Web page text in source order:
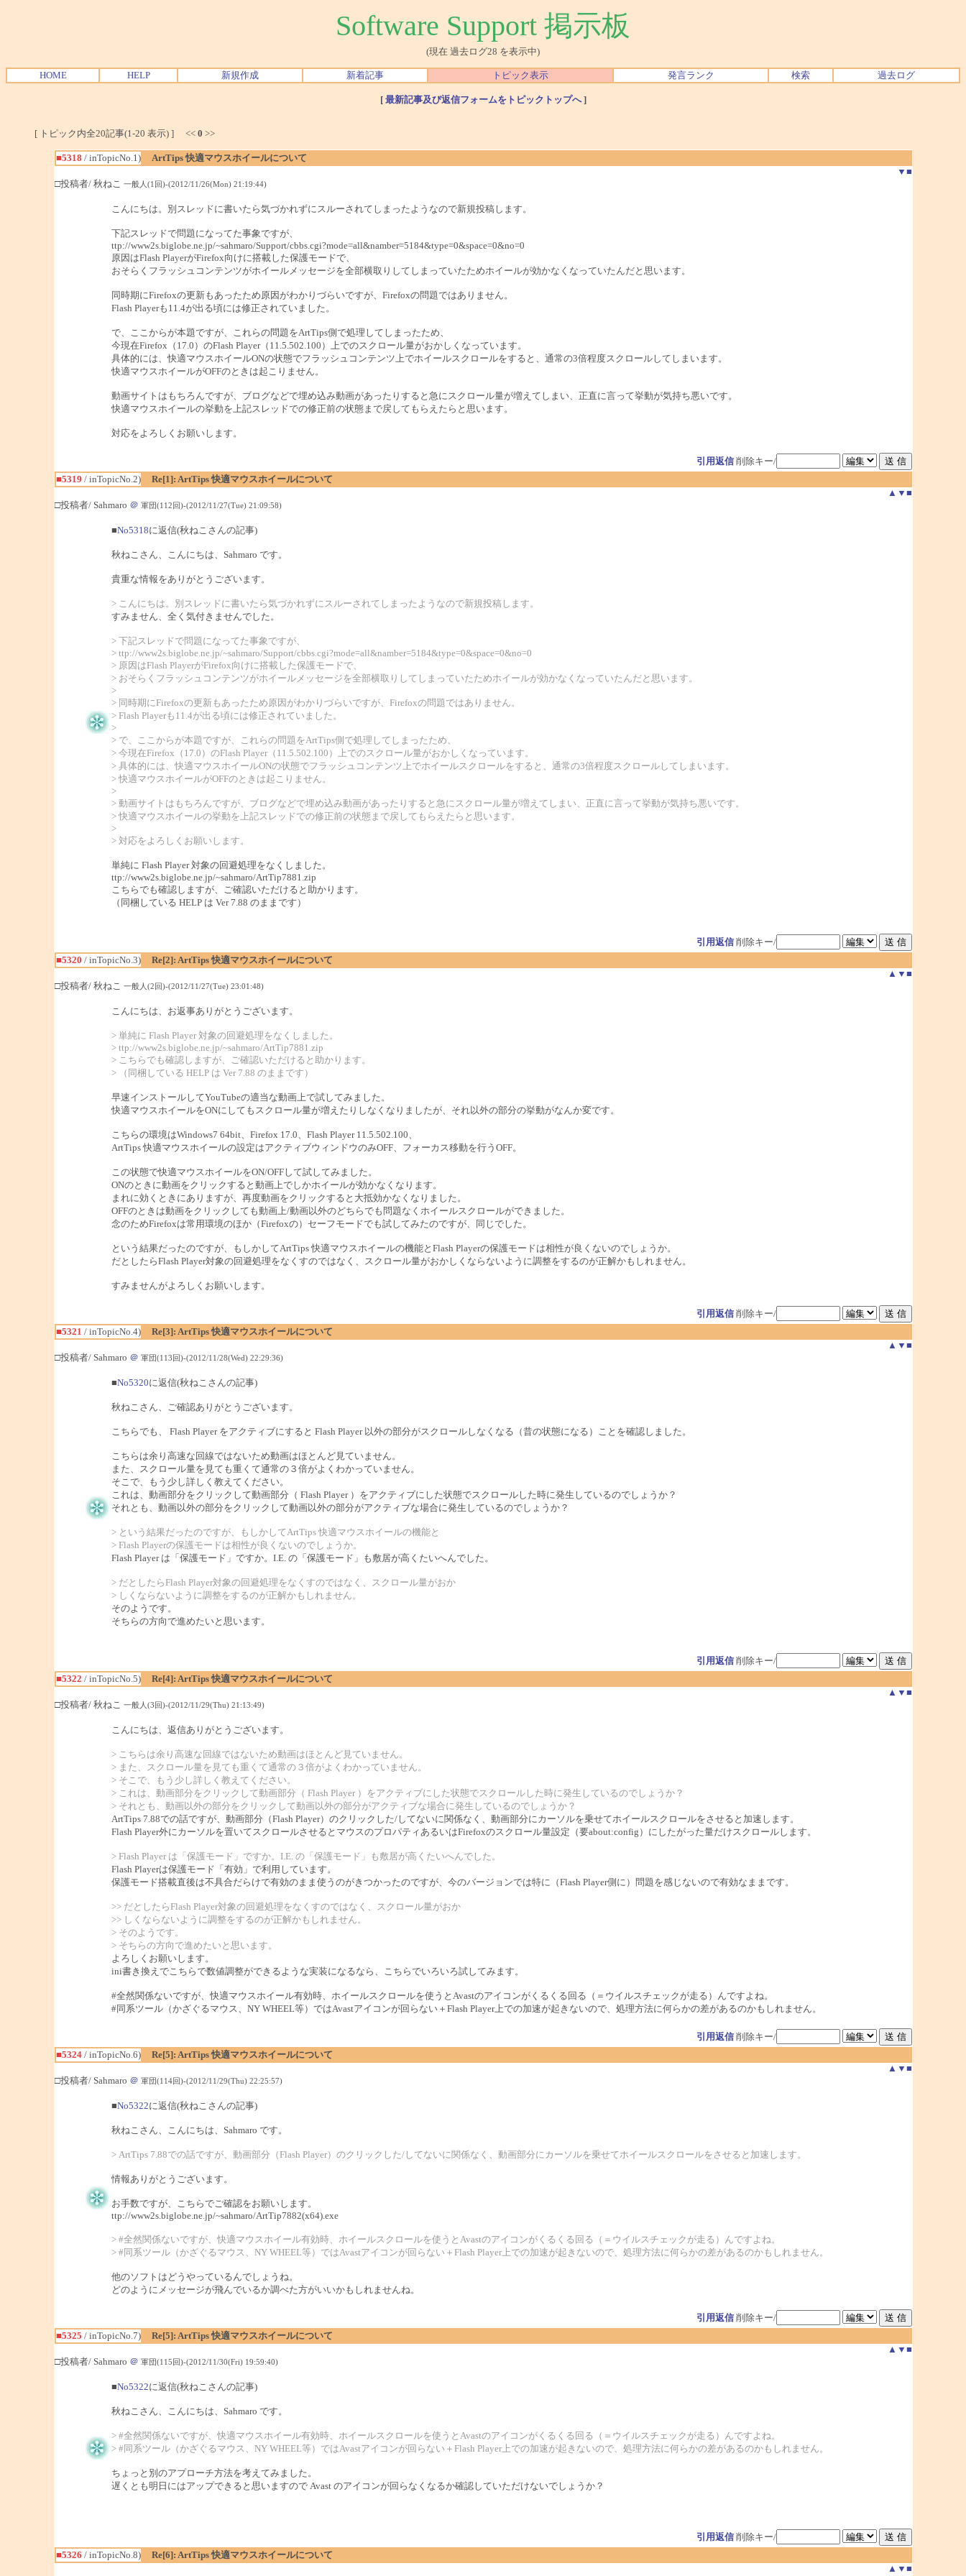
Software Support 掲示板
(現在 過去ログ28 を表示中)
HOME HELP 新規作成 新着記事 トピック表示 発言ランク 検索 過去ログ
[ 最新記事及び返信フォームをトピックトップへ]
[ トピック内全20記事(1-20 表示) ] << 0 >>
■5318 / inTopicNo.1)
ArtTips 快適マウスホイールについて
▼ ■
□投稿者/ 秋ねこ 一般人(1回)-(2012/11/26(Mon) 21:19:44)
こんにちは。別スレッドに書いたら気づかれずにスルーされてしまったようなので新規投稿します。
下記スレッドで問題になってた事象ですが、
ttp://www2s.biglobe.ne.jp/~sahmaro/Support/cbbs.cgi?mode=all&namber=5184&type=0&space=0&no=0
原因はFlash PlayerがFirefox向けに搭載した保護モードで、
おそらくフラッシュコンテンツがホイールメッセージを全部横取りしてしまっていたためホイールが効かなくなっていたんだと思います。
同時期にFirefoxの更新もあったため原因がわかりづらいですが、Firefoxの問題ではありません。
Flash Playerも11.4が出る頃には修正されていました。
で、ここからが本題ですが、これらの問題をArtTips側で処理してしまったため、
今現在Firefox（17.0）のFlash Player（11.5.502.100）上でのスクロール量がおかしくなっています。
具体的には、快適マウスホイールONの状態でフラッシュコンテンツ上でホイールスクロールをすると、通常の3倍程度スクロールしてしまいます。
快適マウスホイールがOFFのときは起こりません。
動画サイトはもちろんですが、ブログなどで埋め込み動画があったりすると急にスクロール量が増えてしまい、正直に言って挙動が気持ち悪いです。
快適マウスホイールの挙動を上記スレッドでの修正前の状態まで戻してもらえたらと思います。
対応をよろしくお願いします。
引用返信 削除キー/
■5319 / inTopicNo.2)
Re[1]: ArtTips 快適マウスホイールについて
▲ ▼ ■
□投稿者/ Sahmaro ＠ 軍団(112回)-(2012/11/27(Tue) 21:09:58)
■No5318に返信(秋ねこさんの記事)
秋ねこさん、こんにちは、Sahmaro です。
貴重な情報をありがとうございます。
> こんにちは。別スレッドに書いたら気づかれずにスルーされてしまったようなので新規投稿します。
すみません、全く気付きませんでした。
> 下記スレッドで問題になってた事象ですが、
> ttp://www2s.biglobe.ne.jp/~sahmaro/Support/cbbs.cgi?mode=all&namber=5184&type=0&space=0&no=0
> 原因はFlash PlayerがFirefox向けに搭載した保護モードで、
> おそらくフラッシュコンテンツがホイールメッセージを全部横取りしてしまっていたためホイールが効かなくなっていたんだと思います。
>
> 同時期にFirefoxの更新もあったため原因がわかりづらいですが、Firefoxの問題ではありません。
> Flash Playerも11.4が出る頃には修正されていました。
>
> で、ここからが本題ですが、これらの問題をArtTips側で処理してしまったため、
> 今現在Firefox（17.0）のFlash Player（11.5.502.100）上でのスクロール量がおかしくなっています。
> 具体的には、快適マウスホイールONの状態でフラッシュコンテンツ上でホイールスクロールをすると、通常の3倍程度スクロールしてしまいます。
> 快適マウスホイールがOFFのときは起こりません。
>
> 動画サイトはもちろんですが、ブログなどで埋め込み動画があったりすると急にスクロール量が増えてしまい、正直に言って挙動が気持ち悪いです。
> 快適マウスホイールの挙動を上記スレッドでの修正前の状態まで戻してもらえたらと思います。
>
> 対応をよろしくお願いします。
単純に Flash Player 対象の回避処理をなくしました。
ttp://www2s.biglobe.ne.jp/~sahmaro/ArtTip7881.zip
こちらでも確認しますが、ご確認いただけると助かります。
（同梱している HELP は Ver 7.88 のままです）
引用返信 削除キー/
■5320 / inTopicNo.3)
Re[2]: ArtTips 快適マウスホイールについて
▲ ▼ ■
□投稿者/ 秋ねこ 一般人(2回)-(2012/11/27(Tue) 23:01:48)
こんにちは、お返事ありがとうございます。
> 単純に Flash Player 対象の回避処理をなくしました。
> ttp://www2s.biglobe.ne.jp/~sahmaro/ArtTip7881.zip
> こちらでも確認しますが、ご確認いただけると助かります。
> （同梱している HELP は Ver 7.88 のままです）
早速インストールしてYouTubeの適当な動画上で試してみました。
快適マウスホイールをONにしてもスクロール量が増えたりしなくなりましたが、それ以外の部分の挙動がなんか変です。
こちらの環境はWindows7 64bit、Firefox 17.0、Flash Player 11.5.502.100、
ArtTips 快適マウスホイールの設定はアクティブウィンドウのみOFF、フォーカス移動を行うOFF。
この状態で快適マウスホイールをON/OFFして試してみました。
ONのときに動画をクリックすると動画上でしかホイールが効かなくなります。
まれに効くときにありますが、再度動画をクリックすると大抵効かなくなりました。
OFFのときは動画をクリックしても動画上/動画以外のどちらでも問題なくホイールスクロールができました。
念のためFirefoxは常用環境のほか（Firefoxの）セーフモードでも試してみたのですが、同じでした。
という結果だったのですが、もしかしてArtTips 快適マウスホイールの機能とFlash Playerの保護モードは相性が良くないのでしょうか。
だとしたらFlash Player対象の回避処理をなくすのではなく、スクロール量がおかしくならないように調整をするのが正解かもしれません。
すみませんがよろしくお願いします。
引用返信 削除キー/
■5321 / inTopicNo.4)
Re[3]: ArtTips 快適マウスホイールについて
▲ ▼ ■
□投稿者/ Sahmaro ＠ 軍団(113回)-(2012/11/28(Wed) 22:29:36)
■No5320に返信(秋ねこさんの記事)
秋ねこさん、ご確認ありがとうございます。
こちらでも、 Flash Player をアクティブにすると Flash Player 以外の部分がスクロールしなくなる（昔の状態になる）ことを確認しました。
こちらは余り高速な回線ではないため動画はほとんど見ていません。
また、スクロール量を見ても重くて通常の３倍がよくわかっていません。
そこで、もう少し詳しく教えてください。
これは、動画部分をクリックして動画部分（ Flash Player ）をアクティブにした状態でスクロールした時に発生しているのでしょうか？
それとも、動画以外の部分をクリックして動画以外の部分がアクティブな場合に発生しているのでしょうか？
> という結果だったのですが、もしかしてArtTips 快適マウスホイールの機能と
> Flash Playerの保護モードは相性が良くないのでしょうか。
Flash Player は「保護モード」ですか。I.E. の「保護モード」も敷居が高くたいへんでした。
> だとしたらFlash Player対象の回避処理をなくすのではなく、スクロール量がおか
> しくならないように調整をするのが正解かもしれません。
そのようです。
そちらの方向で進めたいと思います。
引用返信 削除キー/
■5322 / inTopicNo.5)
Re[4]: ArtTips 快適マウスホイールについて
▲ ▼ ■
□投稿者/ 秋ねこ 一般人(3回)-(2012/11/29(Thu) 21:13:49)
こんにちは、返信ありがとうございます。
> こちらは余り高速な回線ではないため動画はほとんど見ていません。
> また、スクロール量を見ても重くて通常の３倍がよくわかっていません。
> そこで、もう少し詳しく教えてください。
> これは、動画部分をクリックして動画部分（ Flash Player ）をアクティブにした状態でスクロールした時に発生しているのでしょうか？
> それとも、動画以外の部分をクリックして動画以外の部分がアクティブな場合に発生しているのでしょうか？
ArtTips 7.88での話ですが、動画部分（Flash Player）のクリックした/してないに関係なく、動画部分にカーソルを乗せてホイールスクロールをさせると加速します。
Flash Player外にカーソルを置いてスクロールさせるとマウスのプロパティあるいはFirefoxのスクロール量設定（要about:config）にしたがった量だけスクロールします。
> Flash Player は「保護モード」ですか。I.E. の「保護モード」も敷居が高くたいへんでした。
Flash Playerは保護モード「有効」で利用しています。
保護モード搭載直後は不具合だらけで有効のまま使うのがきつかったのですが、今のバージョンでは特に（Flash Player側に）問題を感じないので有効なままです。
>> だとしたらFlash Player対象の回避処理をなくすのではなく、スクロール量がおか
>> しくならないように調整をするのが正解かもしれません。
> そのようです。
> そちらの方向で進めたいと思います。
よろしくお願いします。
ini書き換えでこちらで数値調整ができるような実装になるなら、こちらでいろいろ試してみます。
#全然関係ないですが、快適マウスホイール有効時、ホイールスクロールを使うとAvastのアイコンがくるくる回る（＝ウイルスチェックが走る）んですよね。
#同系ツール（かざぐるマウス、NY WHEEL等）ではAvastアイコンが回らない＋Flash Player上での加速が起きないので、処理方法に何らかの差があるのかもしれません。
引用返信 削除キー/
■5324/ inTopicNo.6)
Re[5]: ArtTips 快適マウスホイールについて
▲ ▼ ■
□投稿者/ Sahmaro ＠ 軍団(114回)-(2012/11/29(Thu) 22:25:57)
■No5322に返信(秋ねこさんの記事)
秋ねこさん、こんにちは、Sahmaro です。
> ArtTips 7.88での話ですが、動画部分（Flash Player）のクリックした/してないに関係なく、動画部分にカーソルを乗せてホイールスクロールをさせると加速します。
情報ありがとうございます。
お手数ですが、こちらでご確認をお願いします。
ttp://www2s.biglobe.ne.jp/~sahmaro/ArtTip7882(x64).exe
> #全然関係ないですが、快適マウスホイール有効時、ホイールスクロールを使うとAvastのアイコンがくるくる回る（＝ウイルスチェックが走る）んですよね。
> #同系ツール（かざぐるマウス、NY WHEEL等）ではAvastアイコンが回らない＋Flash Player上での加速が起きないので、処理方法に何らかの差があるのかもしれません。
他のソフトはどうやっているんでしょうね。
どのようにメッセージが飛んでいるか調べた方がいいかもしれませんね。
引用返信 削除キー/
■5325 / inTopicNo.7)
Re[5]: ArtTips 快適マウスホイールについて
▲ ▼ ■
□投稿者/ Sahmaro ＠ 軍団(115回)-(2012/11/30(Fri) 19:59:40)
■No5322に返信(秋ねこさんの記事)
秋ねこさん、こんにちは、Sahmaro です。
> #全然関係ないですが、快適マウスホイール有効時、ホイールスクロールを使うとAvastのアイコンがくるくる回る（＝ウイルスチェックが走る）んですよね。
> #同系ツール（かざぐるマウス、NY WHEEL等）ではAvastアイコンが回らない＋Flash Player上での加速が起きないので、処理方法に何らかの差があるのかもしれません。
ちょっと別のアプローチ方法を考えてみました。
遅くとも明日にはアップできると思いますので Avast のアイコンが回らなくなるか確認していただけないでしょうか？
引用返信 削除キー/
■5326 / inTopicNo.8)
Re[6]: ArtTips 快適マウスホイールについて
▲ ▼ ■